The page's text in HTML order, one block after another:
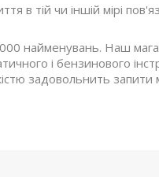
в тій чи іншій мірі
найменувань. Наш
і бензинового
задовольнить запити